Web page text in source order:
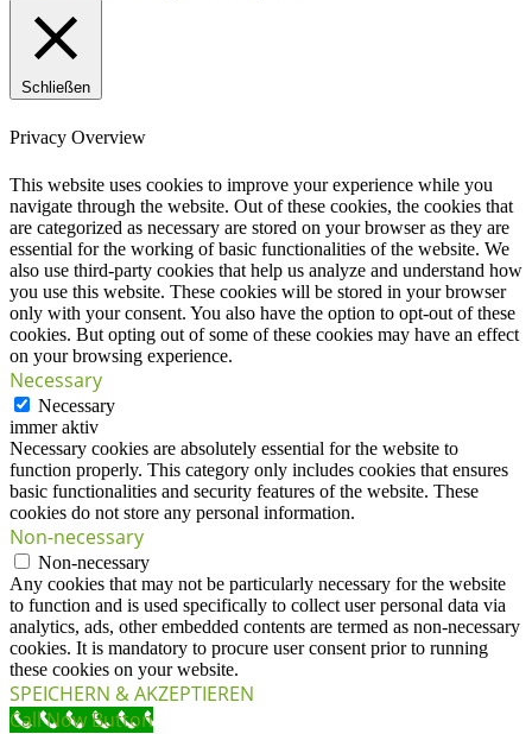
Schließen
Privacy Overview
This website uses cookies to improve your experience while you
navigate through the website. Out of these cookies, the cookies that
are categorized as necessary are stored on your browser as they are
essential for the working of basic functionalities of the website. We
also use third-party cookies that help us analyze and understand how
you use this website. These cookies will be stored in your browser
only with your consent. You also have the option to opt-out of these
cookies. But opting out of some of these cookies may have an effect
on your browsing experience.
Necessary
Necessary
immer aktiv
Necessary cookies are absolutely essential for the website to
function properly. This category only includes cookies that ensures
basic functionalities and security features of the website. These
cookies do not store any personal information.
Non-necessary
Non-necessary
Any cookies that may not be particularly necessary for the website
to function and is used specifically to collect user personal data via
analytics, ads, other embedded contents are termed as non-necessary
cookies. It is mandatory to procure user consent prior to running
these cookies on your website.
SPEICHERN & AKZEPTIEREN
Call Now Button